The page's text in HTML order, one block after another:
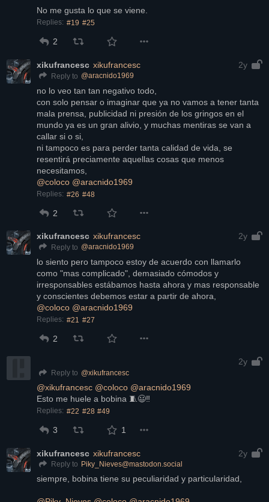
No me gusta lo que se viene.
Replies: #19 #25
2
xikufrancesc xikufrancesc 2y
Reply to @aracnido1969
no lo veo tan tan negativo todo,
con solo pensar o imaginar que ya no vamos a tener tanta
mala prensa, publicidad ni presión de los gringos en el
mundo ya es un gran alivio, y muchas mentiras se van a
callar si o si,
ni tampoco es para perder tanta calidad de vida, se
resentirá preciamente aquellas cosas que menos
necesitamos,
@coloco @aracnido1969
Replies: #26 #48
2
xikufrancesc xikufrancesc 2y
Reply to @aracnido1969
lo siento pero tampoco estoy de acuerdo con llamarlo
como "mas complicado", demasiado cómodos y
irresponsables estábamos hasta ahora y mas responsable
y conscientes debemos estar a partir de ahora,
@coloco @aracnido1969
Replies: #21 #27
2
2y
Reply to @xikufrancesc
@xikufrancesc @coloco @aracnido1969
Esto me huele a bobina 🧵😃‼️
Replies: #22 #28 #49
3 1
xikufrancesc xikufrancesc 2y
Reply to Piky_Nieves@mastodon.social
siempre, bobina tiene su peculiaridad y particularidad,